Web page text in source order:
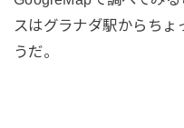
スはグラナダ駅からち
うだ。